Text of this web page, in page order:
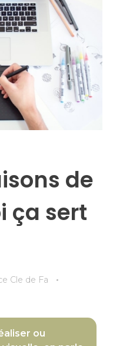
de
ça sert
Cle de Fa
ou